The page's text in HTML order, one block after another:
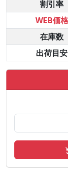
割引率
WEB価格
在庫数
出荷目安